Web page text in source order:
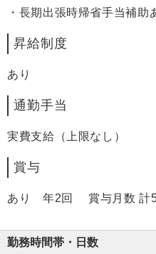
・長期出張時帰省手当補
昇給制度
あり
通勤手当
実費支給（上限なし）
賞与
あり 年2回 賞与月数 計
勤務時間帯・日数